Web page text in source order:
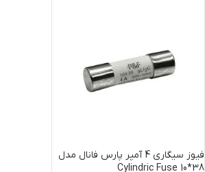
فیوز سیگاری 4 آمپر پارس فانال مدل
Cylindric Fuse 10*38